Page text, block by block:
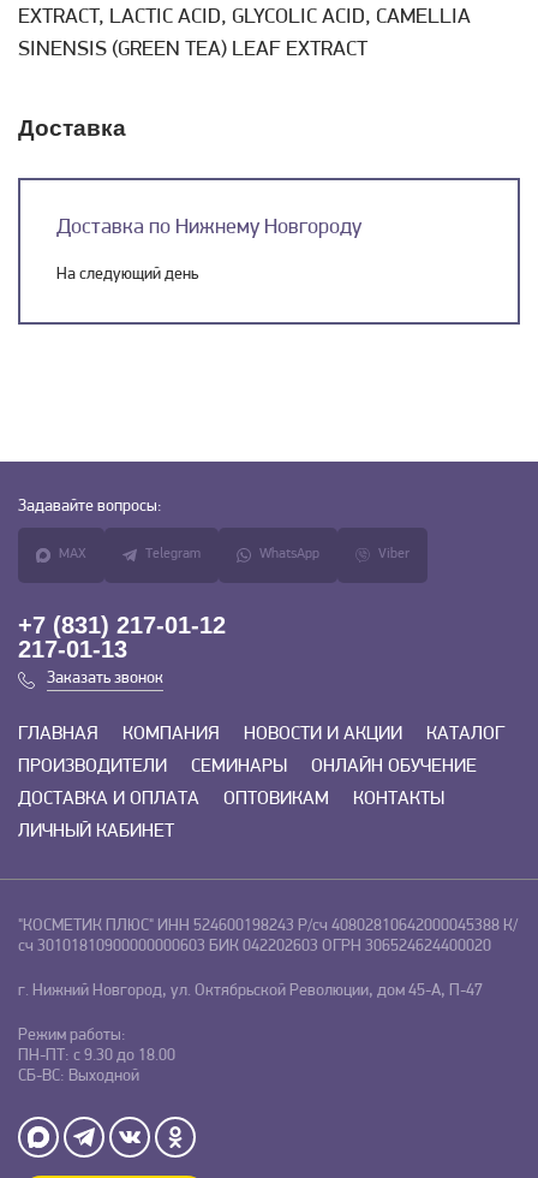
EXTRACT, LACTIC ACID, GLYCOLIC ACID, CAMELLIA
SINENSIS (GREEN TEA) LEAF EXTRACT
Доставка
Доставка по Нижнему Новгороду
На следующий день
Задавайте вопросы:
MAX Telegram WhatsApp Viber
+7 (831) 217-01-12
217-01-13
Заказать звонок
ГЛАВНАЯ КОМПАНИЯ НОВОСТИ И АКЦИИ
КАТАЛОГ
ПРОИЗВОДИТЕЛИ
СЕМИНАРЫ
ОНЛАЙН ОБУЧЕНИЕ
ДОСТАВКА И ОПЛАТА
ОПТОВИКАМ
КОНТАКТЫ
ЛИЧНЫЙ КАБИНЕТ
"КОСМЕТИК ПЛЮС" ИНН 524600198243 Р/сч 40802810642000045388 К/
сч 30101810900000000603 БИК 042202603 ОГРН 306524624400020
г. Нижний Новгород, ул. Октябрьской Революции, дом 45-А, П-47
Режим работы:
ПН-ПТ: с 9.30 до 18.00
СБ-ВС: Выходной